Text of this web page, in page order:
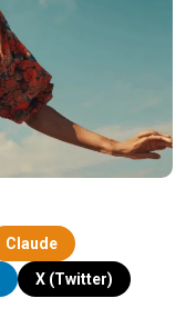
Claude
X (Twitter)